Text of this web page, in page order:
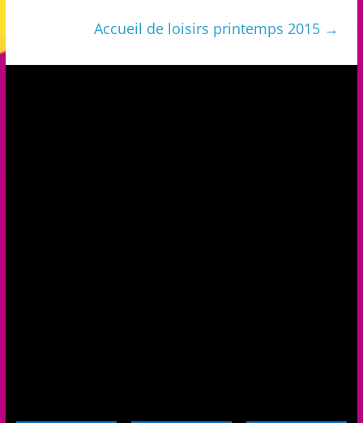
é
!
Accueil de loisirs printemps 2015 →